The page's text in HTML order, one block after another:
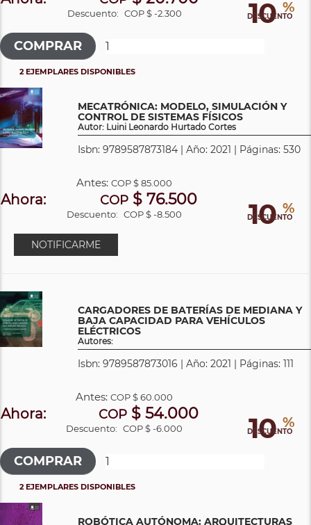
10 %
DESCUENTO
Descuento: COP $ -2.300
2 EJEMPLARES DISPONIBLES
MECATRÓNICA: MODELO, SIMULACIÓN Y
CONTROL DE SISTEMAS FÍSICOS
Autor: Luini Leonardo Hurtado Cortes
Isbn: 9789587873184 | Año: 2021 | Páginas: 530
10 %
DESCUENTO
Antes:COP$ 85.000
Ahora: COP $ 76.500
Descuento: COP $ -8.500
NOTIFICARME
CARGADORES DE BATERÍAS DE MEDIANA Y
BAJA CAPACIDAD PARA VEHÍCULOS
ELÉCTRICOS
Autores:
Isbn: 9789587873016 | Año: 2021 | Páginas: 111
10 %
DESCUENTO
Antes:COP$ 60.000
Ahora: COP $ 54.000
Descuento: COP $ -6.000
2 EJEMPLARES DISPONIBLES
ROBÓTICA AUTÓNOMA: ARQUITECTURAS